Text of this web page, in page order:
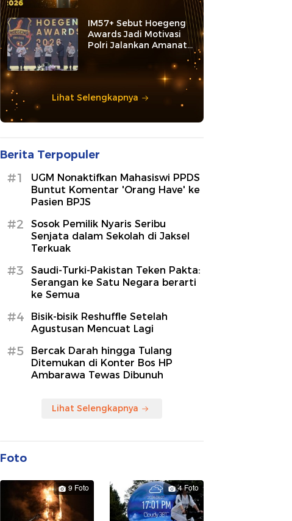
IM57+ Sebut Hoegeng
Awards Jadi Motivasi
Polri Jalankan Amanat
Lihat Selengkapnya
Berita Terpopuler
#1
UGM Nonaktifkan Mahasiswi PPDS
Buntut Komentar 'Orang Have' ke
Pasien BPJS
#2
Sosok Pemilik Nyaris Seribu
Senjata dalam Sekolah di Jaksel
Terkuak
#3
Saudi-Turki-Pakistan Teken Pakta:
Serangan ke Satu Negara berarti
ke Semua
#4
Bisik-bisik Reshuffle Setelah
Agustusan Mencuat Lagi
#5
Bercak Darah hingga Tulang
Ditemukan di Konter Bos HP
Ambarawa Tewas Dibunuh
Lihat Selengkapnya
Foto
9 Foto 4 Foto